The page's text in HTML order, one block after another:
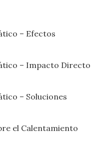
– Efectos
– Impacto Directo
– Soluciones
el Calentamiento